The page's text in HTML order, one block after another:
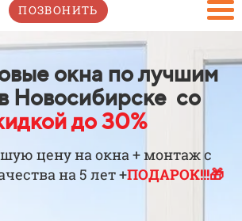
ПОЗВОНИТЬ
окна по лучшим
Новосибирске со
до 30%
цену на окна + монтаж с
на 5 лет +ПОДАРОК!!!🎁